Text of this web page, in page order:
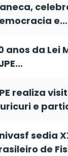
e…
anos da Lei
realiza
e
sedia
de